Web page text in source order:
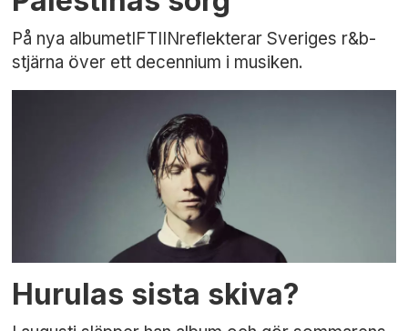
På nya albumetIFTIINreflekterar Sveriges r&b-
stjärna över ett decennium i musiken.
Hurulas sista skiva?